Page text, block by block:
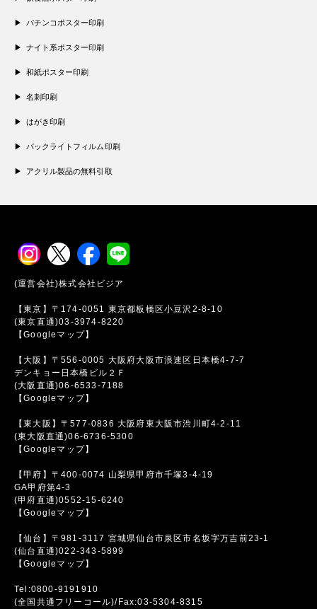
パチンコポスター印刷
ナイト系ポスター印刷
和紙ポスター印刷
名刺印刷
はがき印刷
バックライトフィルム印刷
アクリル製品の無料引取
(運営会社)株式会社ビジア
【東京】〒174-0051 東京都板橋区小豆沢2-8-10
(東京直通)03-3974-8220
【Googleマップ】
【大阪】〒556-0005 大阪府大阪市浪速区日本橋4-7-7
デンキョー日本橋ビル２Ｆ
(大阪直通)06-6533-7188
【Googleマップ】
【東大阪】〒577-0836 大阪府東大阪市渋川町4-2-11
(東大阪直通)06-6736-5300
【Googleマップ】
【甲府】〒400-0074 山梨県甲府市千塚3-4-19
GA甲府第4-3
(甲府直通)0552-15-6240
【Googleマップ】
【仙台】〒981-3117 宮城県仙台市泉区市名坂字万吉前23-1
(仙台直通)022-343-5899
【Googleマップ】
Tel:0800-9191910
(全国共通フリーコール)/Fax:03-5304-8315